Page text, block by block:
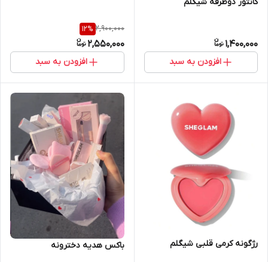
1,400,000
افزودن به سبد
2,900,000
12%
2,550,000
افزودن به سبد
رژگونه کرمی قلبی شیگلم باکس هدیه دخترونه